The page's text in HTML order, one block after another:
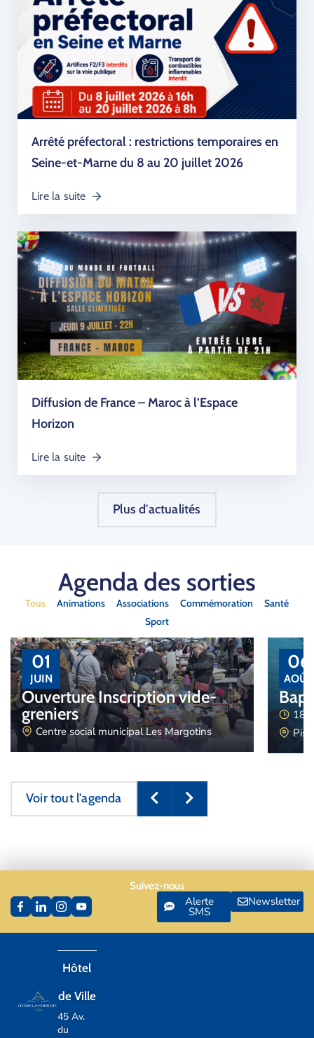
Arrêté préfectoral : restrictions temporaires en
Seine-et-Marne du 8 au 20 juillet 2026
Lire la suite
Diffusion de France – Maroc à l’Espace
Horizon
Lire la suite
Plus d'actualités
Agenda des sorties
Tous Animations Associations Commémoration
Santé
Sport
01
JUIN
Ouverture Inscription vide-
greniers
Centre social municipal Les Margotins
06
AOÛT
Voir tout l'agenda
Hôtel
de Ville
45 Av.
du
Suivez-nous
Alerte
SMS
Newsletter